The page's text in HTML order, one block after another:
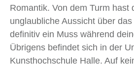
Romantik. Von dem Turm hast
unglaubliche Aussicht über
definitiv ein Muss während
Übrigens befindet sich in der
Kunsthochschule Halle. Auf